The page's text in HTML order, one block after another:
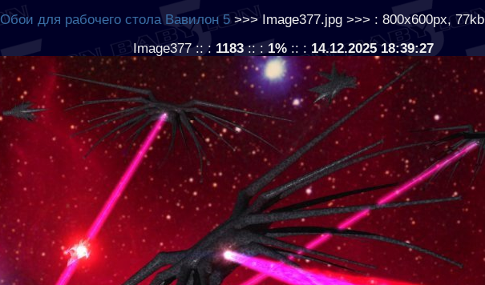
Обои для рабочего стола Вавилон 5 >>> Image377.jpg >>> : 800x600px, 77kb
Image377 :: : 1183:: : 1% :: : 14.12.2025 18:39:27